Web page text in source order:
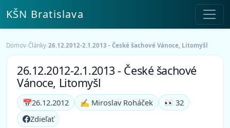
KŠN Bratislava
Domov›Články›26.12.2012-2.1.2013 - České šachové Vánoce, Litomyšl
26.12.2012-2.1.2013 - České šachové
Vánoce, Litomyšl
📅26.12.2012 ✍️ Miroslav Roháček
👀 32
Zdieľať